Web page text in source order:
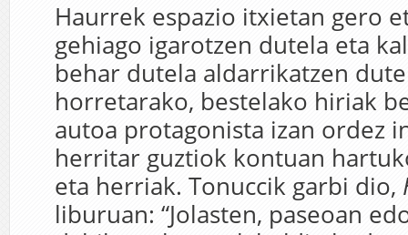
Haurrek espazio itxietan gero
gehiago igarotzen dutela eta
behar dutela aldarrikatzen
horretarako, bestelako hiriak
autoa protagonista izan ordez
herritar guztiok kontuan
eta herriak. Tonuccik garbi dio,
liburuan: “Jolasten, paseoan